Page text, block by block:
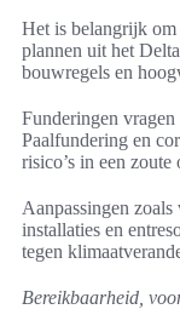
Het is belangrijk
plannen uit het
bouwregels en
Funderingen vragen
Paalfundering en
risico’s in een zoute
Aanpassingen
installaties en
tegen
Bereikbaarheid,